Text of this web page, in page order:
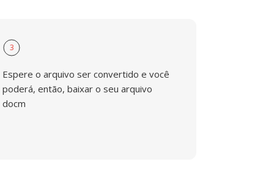
3
Espere o arquivo ser convertido e você
poderá, então, baixar o seu arquivo
docm